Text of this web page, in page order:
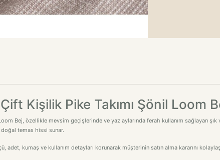
Kişilik Pike Takımı Şönil Loom
Bej, özellikle mevsim geçişlerinde ve yaz aylarında ferah kullanım sağlayan
temas hissi sunar.
adet, kumaş ve kullanım detayları korunarak müşterinin satın alma kararını